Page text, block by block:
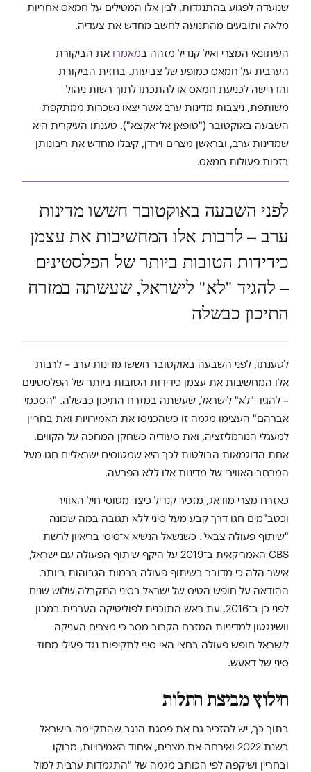
שנועדה לפגוע בהתנגדות, לבין אלו המטילים על חמאס אחריות
מלאה ותובעים מהתנועה לחשב מחדש את צעדיה.
העיתונאי המצרי ואיל קנדיל מזהה במאמרו את הביקורת
הערבית על חמאס כמופע של צביעות. בחזית הביקורת
והדרישה לכניעת חמאס או להתכתו לתוך רשות ניהול
משותפת, ניצבות מדינות ערב אשר יצאו נשכרות ממתקפת
השבעה באוקטובר ("טופאן אל־אקצא"). טענתו העיקרית היא
שמדינות ערב, ובראשן מצרים וירדן, קיבלו מחדש את ריבונותן
בזכות פעולות חמאס.
לפני השבעה באוקטובר חששו מדינות
ערב – לרבות אלו המחשיבות את עצמן
כידידות הטובות ביותר של הפלסטינים
– להגיד "לא" לישראל, שעשתה במזרח
התיכון כבשלה
לטענתו, לפני השבעה באוקטובר חששו מדינות ערב – לרבות
אלו המחשיבות את עצמן כידידות הטובות ביותר של הפלסטינים
– להגיד "לא" לישראל, שעשתה במזרח התיכון כבשלה. "הסכמי
אברהם" העצימו מגמה זו כשהכניסו את האמירויות ואת בחריין
למעגלי הנורמליזציה, ואת סעודיה כשחקן המחכה על הקווים.
אחת הדוגמאות הבולטות לכך היא שמטוסים ישראליים חגו מעל
המרחב האווירי של מדינות אלו ללא הפרעה.
כאזרח מצרי מודאג, מזכיר קנדיל כיצד מטוסי חיל האוויר
וכטב"מים חגו דרך קבע מעל סיני ללא תגובה במה שכונה
"שיתוף פעולה צבאי". כשנשאל הנשיא א־סיסי בריאיון לרשת
CBS האמריקאית ב־2019 על היקף שיתוף הפעולה עם ישראל,
אישר הלה כי מדובר בשיתוף פעולה ברמות הגבוהות ביותר.
ההודאה על חופש הטיס של ישראל בסיני התקבלה שלוש שנים
לפני כן ב־2016, עת ראש התוכנית לפוליטיקה הערבית במכון
וושינגטון למדיניות המזרח הקרוב מסר כי מצרים העניקה
לישראל חופש פעולה בחצי האי סיני לתקיפות נגד פעילי מחוז
סיני של דאעש.
חילוץ מביצת התלות
בתוך כך, יש להזכיר גם את פסגת הנגב שהתקיימה בישראל
בשנת 2022 ואירחה את מצרים, איחוד האמירויות, מרוקו
ובחריין ושיקפה לפי הכותב מגמה של "התגמדות ערבית למול